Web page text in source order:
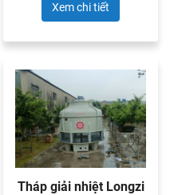
Xem chi tiết
Tháp giải nhiệt Longzi